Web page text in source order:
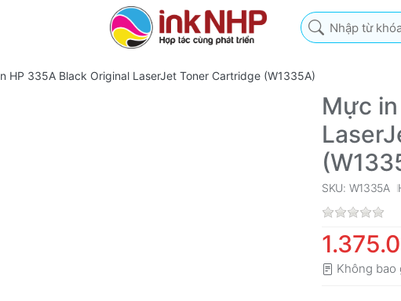
Nhập từ khóa tìm
HP 335A Black Original LaserJet Toner Cartridge (W1335A)
Mực
SKU: W1335A
Không bao